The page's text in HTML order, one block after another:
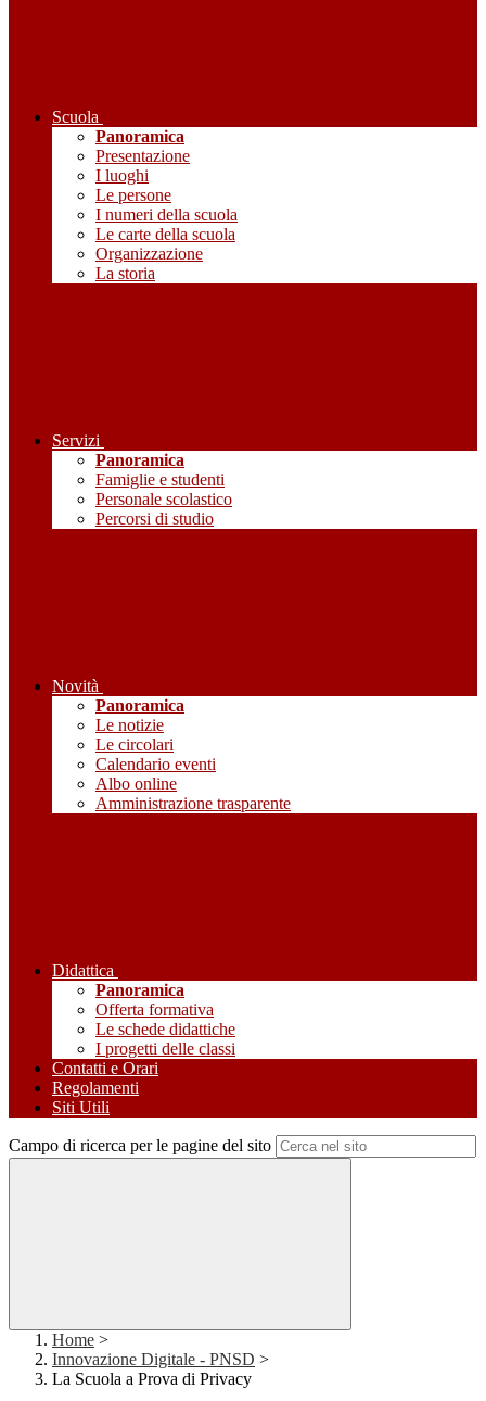
Scuola
Panoramica
Presentazione
I luoghi
Le persone
I numeri della scuola
Le carte della scuola
Organizzazione
La storia
Servizi
Panoramica
Famiglie e studenti
Personale scolastico
Percorsi di studio
Novità
Panoramica
Le notizie
Le circolari
Calendario eventi
Albo online
Amministrazione trasparente
Didattica
Panoramica
Offerta formativa
Le schede didattiche
I progetti delle classi
Contatti e Orari
Regolamenti
Siti Utili
Campo di ricerca per le pagine del sito
Home >
Innovazione Digitale - PNSD >
La Scuola a Prova di Privacy